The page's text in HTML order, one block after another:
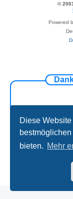
Diese
bieten. Mehr
©
Powered